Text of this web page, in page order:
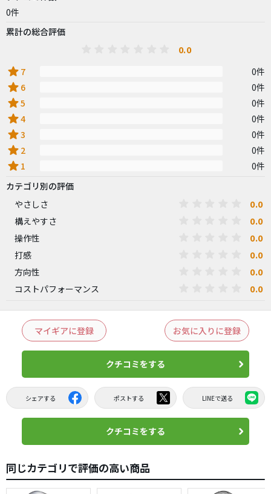
0件
累計の総合評価
0.0
star 7 0件
star 6 0件
star5 0件
star4 0件
star3 0件
star 2 0件
star 1
0件
カテゴリ別の評価
やさしさ
0.0
構えやすさ 0.0
操作性 0.0
打感 0.0
方向性 0.0
コストパフォーマンス 0.0
マイギアに登録 お気に入りに登録
クチコミをする
シェアする ポストする LINEで送る
クチコミをする
同じカテゴリで評価の高い商品